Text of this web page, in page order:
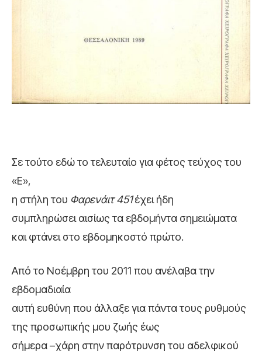
Σε τούτο εδώ το τελευταίο για φέτος τεύχος του
«Ε»,
η στήλη του Φαρενάιτ 451έχει ήδη
συμπληρώσει αισίως τα εβδομήντα σημειώματα
και φτάνει στο εβδομηκοστό πρώτο.
Από το Νοέμβρη του 2011 που ανέλαβα την
εβδομαδιαία
αυτή ευθύνη που άλλαξε για πάντα τους ρυθμούς
της προσωπικής μου ζωής έως
σήμερα –χάρη στην παρότρυνση του αδελφικού